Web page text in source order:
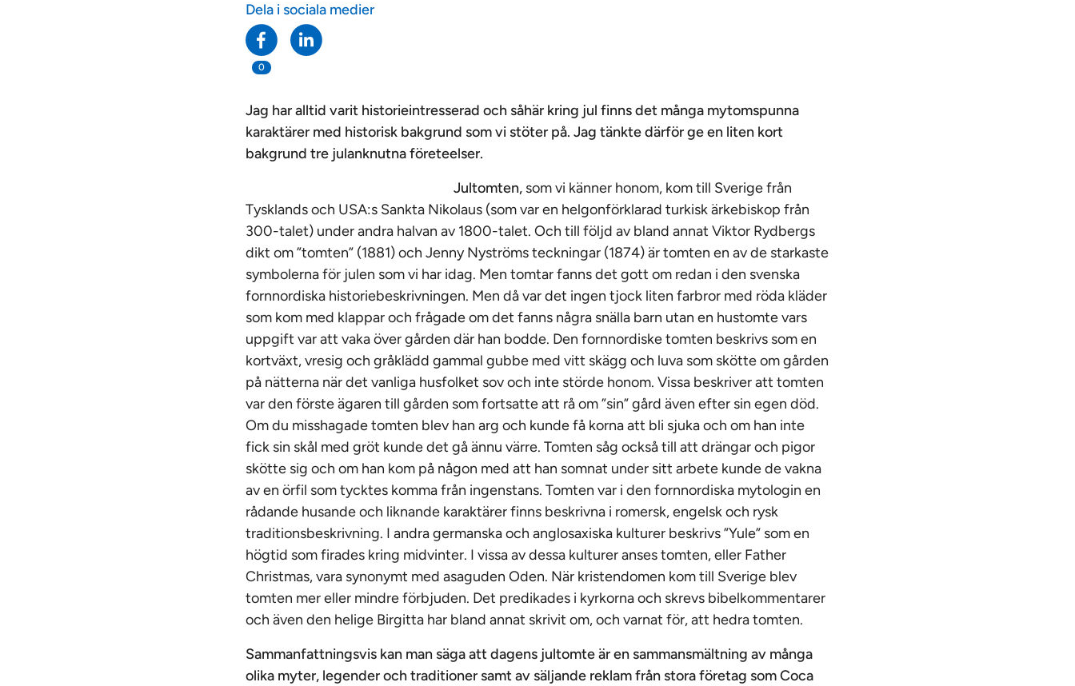
Dela i sociala medier
0
Jag har alltid varit historieintresserad och såhär kring jul finns det många mytomspunna
karaktärer med historisk bakgrund som vi stöter på. Jag tänkte därför ge en liten kort
bakgrund tre julanknutna företeelser.
Jultomten, som vi känner honom, kom till Sverige från
Tysklands och USA:s Sankta Nikolaus (som var en helgonförklarad turkisk ärkebiskop från
300-talet) under andra halvan av 1800-talet. Och till följd av bland annat Viktor Rydbergs
dikt om ”tomten” (1881) och Jenny Nyströms teckningar (1874) är tomten en av de starkaste
symbolerna för julen som vi har idag. Men tomtar fanns det gott om redan i den svenska
fornnordiska historiebeskrivningen. Men då var det ingen tjock liten farbror med röda kläder
som kom med klappar och frågade om det fanns några snälla barn utan en hustomte vars
uppgift var att vaka över gården där han bodde. Den fornnordiske tomten beskrivs som en
kortväxt, vresig och gråklädd gammal gubbe med vitt skägg och luva som skötte om gården
på nätterna när det vanliga husfolket sov och inte störde honom. Vissa beskriver att tomten
var den förste ägaren till gården som fortsatte att rå om ”sin” gård även efter sin egen död.
Om du misshagade tomten blev han arg och kunde få korna att bli sjuka och om han inte
fick sin skål med gröt kunde det gå ännu värre. Tomten såg också till att drängar och pigor
skötte sig och om han kom på någon med att han somnat under sitt arbete kunde de vakna
av en örfil som tycktes komma från ingenstans. Tomten var i den fornnordiska mytologin en
rådande husande och liknande karaktärer finns beskrivna i romersk, engelsk och rysk
traditionsbeskrivning. I andra germanska och anglosaxiska kulturer beskrivs ”Yule” som en
högtid som firades kring midvinter. I vissa av dessa kulturer anses tomten, eller Father
Christmas, vara synonymt med asaguden Oden. När kristendomen kom till Sverige blev
tomten mer eller mindre förbjuden. Det predikades i kyrkorna och skrevs bibelkommentarer
och även den helige Birgitta har bland annat skrivit om, och varnat för, att hedra tomten.
Sammanfattningsvis kan man säga att dagens jultomte är en sammansmältning av många
olika myter, legender och traditioner samt av säljande reklam från stora företag som Coca